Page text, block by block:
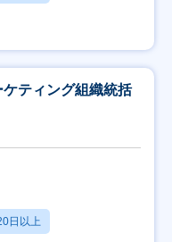
ティング組織統括
日以上